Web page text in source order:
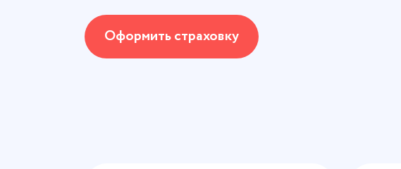
Оформить страховку